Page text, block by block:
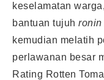
keselamatan
bantuan tujuh ronin
kemudian melatih
perlawanan besar
Rating Rotten